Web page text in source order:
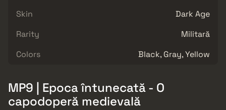
Skin
Dark Age
Rarity
Militară
Colors
Black, Gray, Yellow
MP9 | Epoca întunecată - O
capodoperă medievală